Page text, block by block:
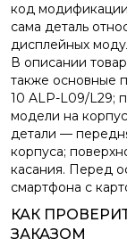
код
сама деталь
дисплейных
В описании
также основные
10 ALP-L09/L29;
модели на
детали —
корпуса;
касания. Перед
смартфона с
КАК
ЗАКАЗОМ